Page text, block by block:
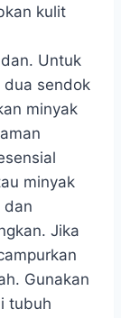
kulit
Untuk
dua sendok
minyak
minyak
dan
Jika
Gunakan
tubuh